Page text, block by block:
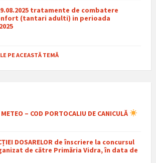
tratamente de combatere
(tantari adulti) in perioada
PE ACEASTĂ TEMĂ
– COD PORTOCALIU DE CANICULĂ
DOSARELOR de înscriere la concursul
de către Primăria Vidra, în data de